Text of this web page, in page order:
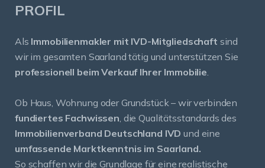
PROFIL
Als Immobilienmakler mit IVD-Mitgliedschaft sind
wir im gesamten Saarland tätig und unterstützen Sie
professionell beim Verkauf Ihrer Immobilie
Ob Haus, Wohnung oder Grundstück – wir verbinden
fundiertes Fachwissen , die Qualitätsstandards des
Immobilienverband Deutschland IVD und eine
umfassende Marktkenntnis im Saarland.
So schaffen wir die Grundlage für eine realistische